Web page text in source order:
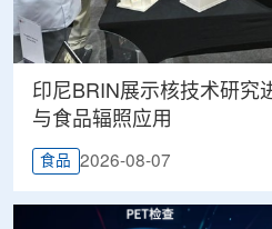
印尼BRIN展示核技术研究
与食品辐照应用
食品 2026-08-07